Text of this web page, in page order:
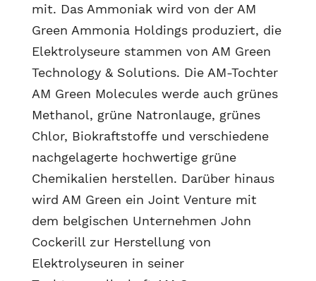
mit. Das Ammoniak wird von der AM
Green Ammonia Holdings produziert, die
Elektrolyseure stammen von AM Green
Technology & Solutions. Die AM-Tochter
AM Green Molecules werde auch grünes
Methanol, grüne Natronlauge, grünes
Chlor, Biokraftstoffe und verschiedene
nachgelagerte hochwertige grüne
Chemikalien herstellen. Darüber hinaus
wird AM Green ein Joint Venture mit
dem belgischen Unternehmen John
Cockerill zur Herstellung von
Elektrolyseuren in seiner